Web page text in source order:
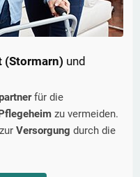
(Stormarn) und
für die
Pflegeheim zu vermeiden.
zur Versorgung durch die